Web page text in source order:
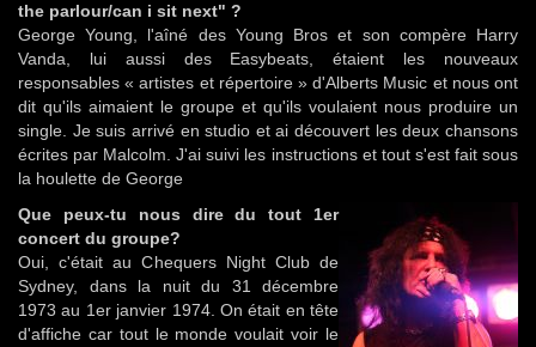
the parlour/can i sit next" ?
George Young, l'aîné des Young Bros et son compère Harry
Vanda, lui aussi des Easybeats, étaient les nouveaux
responsables « artistes et répertoire » d'Alberts Music et nous ont
dit qu'ils aimaient le groupe et qu'ils voulaient nous produire un
single. Je suis arrivé en studio et ai découvert les deux chansons
écrites par Malcolm. J'ai suivi les instructions et tout s'est fait sous
la houlette de George
Que peux-tu nous dire du tout 1er
concert du groupe?
Oui, c'était au Chequers Night Club de
Sydney, dans la nuit du 31 décembre
1973 au 1er janvier 1974. On était en tête
d'affiche car tout le monde voulait voir le